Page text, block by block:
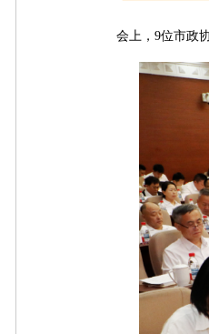
会上，9位市政协